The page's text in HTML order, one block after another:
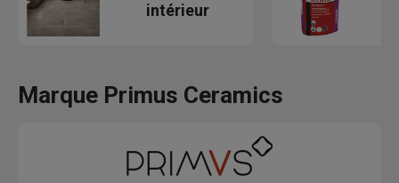
intérieur
Marque Primus Ceramics